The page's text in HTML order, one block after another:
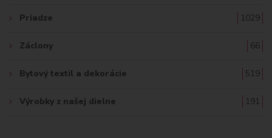
Priadze 1029
Záclony 66
Bytový textil a dekorácie 519
Výrobky z našej dielne 191